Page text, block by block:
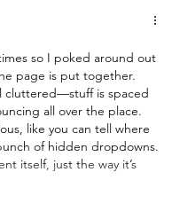
so I poked around out
page is put together.
cluttered—stuff is spaced
all over the place.
like you can tell where
of hidden dropdowns.
itself, just the way it’s